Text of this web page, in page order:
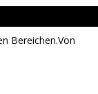
Bereichen.Von